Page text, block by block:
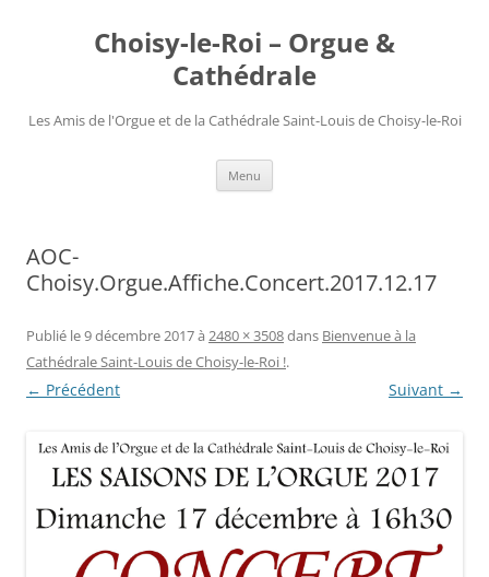
Choisy-le-Roi – Orgue &
Cathédrale
Les Amis de l'Orgue et de la Cathédrale Saint-Louis de Choisy-le-Roi
Menu
AOC-
Choisy.Orgue.Affiche.Concert.2017.12.17
Publié le9 décembre 2017à 2480 × 3508dans Bienvenue à la
Cathédrale Saint-Louis de Choisy-le-Roi !.
← Précédent Suivant →